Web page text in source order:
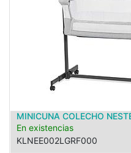
MINICUNA COLECHO
En existencias
KLNEE002LGRF000